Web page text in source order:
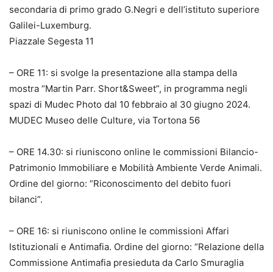
secondaria di primo grado G.Negri e dell’istituto superiore
Galilei-Luxemburg.
Piazzale Segesta 11
– ORE 11: si svolge la presentazione alla stampa della
mostra “Martin Parr. Short&Sweet”, in programma negli
spazi di Mudec Photo dal 10 febbraio al 30 giugno 2024.
MUDEC Museo delle Culture, via Tortona 56
– ORE 14.30: si riuniscono online le commissioni Bilancio-
Patrimonio Immobiliare e Mobilità Ambiente Verde Animali.
Ordine del giorno: “Riconoscimento del debito fuori
bilanci”.
– ORE 16: si riuniscono online le commissioni Affari
Istituzionali e Antimafia. Ordine del giorno: “Relazione della
Commissione Antimafia presieduta da Carlo Smuraglia